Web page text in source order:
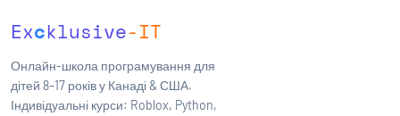
Excklusive-IT
Онлайн-школа програмування для
дітей 8–17 років у Канаді & США.
Індивідуальні курси: Roblox, Python,